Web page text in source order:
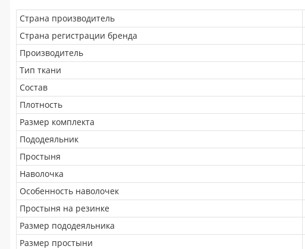
Страна производитель
Страна регистрации бренда
Производитель
Тип ткани
Состав
Плотность
Размер комплекта
Пододеяльник
Простыня
Наволочка
Особенность наволочек
Простыня на резинке
Размер пододеяльника
Размер простыни